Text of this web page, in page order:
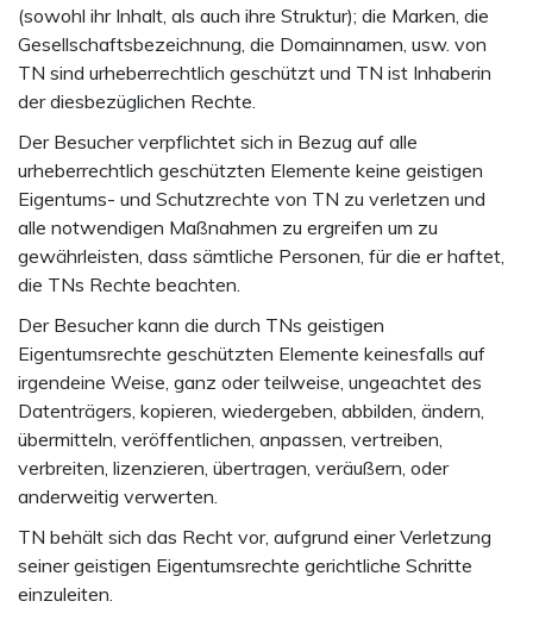
(sowohl ihr Inhalt, als auch ihre Struktur); die Marken, die
Gesellschaftsbezeichnung, die Domainnamen, usw. von
TN sind urheberrechtlich geschützt und TN ist Inhaberin
der diesbezüglichen Rechte.
Der Besucher verpflichtet sich in Bezug auf alle
urheberrechtlich geschützten Elemente keine geistigen
Eigentums- und Schutzrechte von TN zu verletzen und
alle notwendigen Maßnahmen zu ergreifen um zu
gewährleisten, dass sämtliche Personen, für die er haftet,
die TNs Rechte beachten.
Der Besucher kann die durch TNs geistigen
Eigentumsrechte geschützten Elemente keinesfalls auf
irgendeine Weise, ganz oder teilweise, ungeachtet des
Datenträgers, kopieren, wiedergeben, abbilden, ändern,
übermitteln, veröffentlichen, anpassen, vertreiben,
verbreiten, lizenzieren, übertragen, veräußern, oder
anderweitig verwerten.
TN behält sich das Recht vor, aufgrund einer Verletzung
seiner geistigen Eigentumsrechte gerichtliche Schritte
einzuleiten.